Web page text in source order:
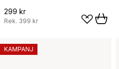
299 kr
Rek. 399 kr
KAMPANJ